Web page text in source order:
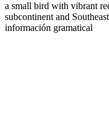
a small bird with vibrant
subcontinent and
información gramatical